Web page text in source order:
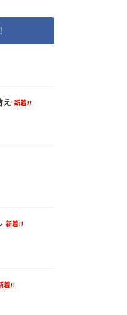
え 新着!!
新着!!
着!!